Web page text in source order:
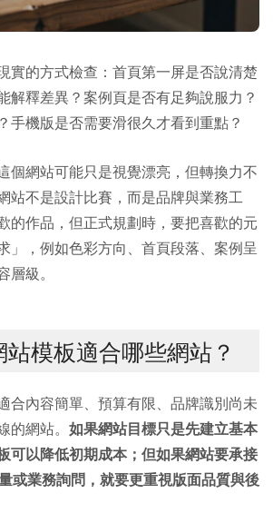
實的方式檢查：首頁第一屏是否說清楚
解釋差異？案例頁是否有足夠說服力？
手機版是否需要滑很久才看到重點？
個網站可能只是視覺漂亮，但轉換力不
站不是設計比賽，而是品牌與業務工
的作品，但正式規劃時，要把喜歡的元
」，例如色彩方向、首頁段落、案例呈
級。
模板適合哪些網站？
合內容簡單、預算有限、品牌識別尚未
網站。 如果網站目標只是先建立基本
可以降低初期成本；但如果網站要承接
或業務詢問，就要更重視版面品質與後